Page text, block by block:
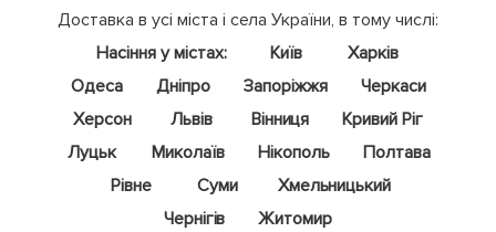
Доставка в усі міста і села України, в тому числі:
Насіння у містах:
Київ
Харків
Одеса
Дніпро Запоріжжя
Черкаси
Херсон
Львів Вінниця
Кривий Ріг
Луцьк
Миколаїв Нікополь
Полтава
Рівне
Суми
Хмельницький
Чернігів
Житомир